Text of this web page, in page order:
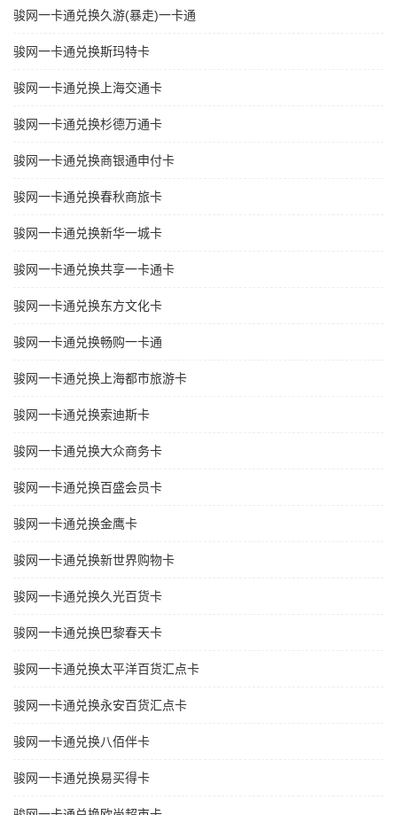
骏网一卡通兑换久游(暴走)一卡通
骏网一卡通兑换斯玛特卡
骏网一卡通兑换上海交通卡
骏网一卡通兑换杉德万通卡
骏网一卡通兑换商银通申付卡
骏网一卡通兑换春秋商旅卡
骏网一卡通兑换新华一城卡
骏网一卡通兑换共享一卡通卡
骏网一卡通兑换东方文化卡
骏网一卡通兑换畅购一卡通
骏网一卡通兑换上海都市旅游卡
骏网一卡通兑换索迪斯卡
骏网一卡通兑换大众商务卡
骏网一卡通兑换百盛会员卡
骏网一卡通兑换金鹰卡
骏网一卡通兑换新世界购物卡
骏网一卡通兑换久光百货卡
骏网一卡通兑换巴黎春天卡
骏网一卡通兑换太平洋百货汇点卡
骏网一卡通兑换永安百货汇点卡
骏网一卡通兑换八佰伴卡
骏网一卡通兑换易买得卡